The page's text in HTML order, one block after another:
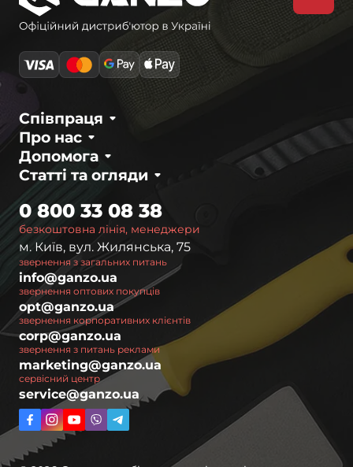
Про нас
Співпраця
Статті та огляди
Допомога
безкоштовна лінія, менеджери
0 800 33 08 38
м. Київ, вул. Жилянська, 75
звернення з загальних питань
info@ganzo.ua
звернення оптових покупців
opt@ganzo.ua
звернення корпоративних клієнтів
corp@ganzo.ua
звернення з питань реклами
marketing@ganzo.ua
сервісний центр
service@ganzo.ua